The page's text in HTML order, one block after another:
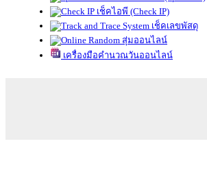
เช็คไอพี (Check IP)
เช็คเลขพัสดุ
สุ่มออนไลน์
เครื่องมือคำนวณวันออนไลน์